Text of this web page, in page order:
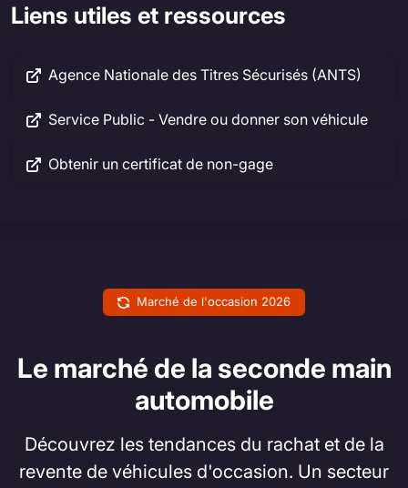
Liens utiles et ressources
Agence Nationale des Titres Sécurisés (ANTS)
Service Public - Vendre ou donner son véhicule
Obtenir un certificat de non-gage
Marché de l'occasion 2026
Le marché de la seconde main
automobile
Découvrez les tendances du rachat et de la
revente de véhicules d'occasion. Un secteur